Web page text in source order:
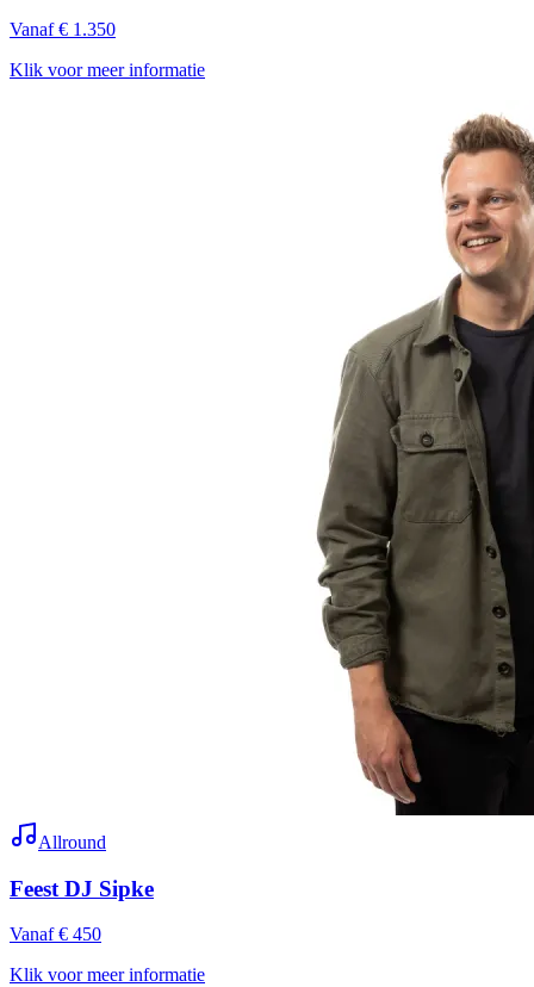
Vanaf € 1.350
Klik voor meer informatie
Allround
Feest DJ Sipke
Vanaf € 450
Klik voor meer informatie